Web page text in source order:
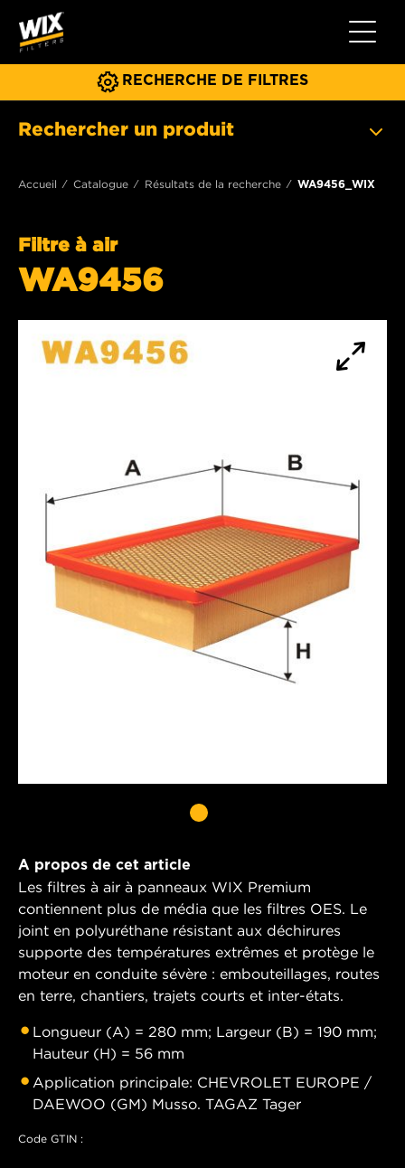
Toggle
RECHERCHE DE FILTRES
Rechercher un produit
Accueil Catalogue Résultats de la recherche WA9456_WIX
Filtre à air
WA9456
A propos de cet article
Les filtres à air à panneaux WIX Premium
contiennent plus de média que les filtres OES. Le
joint en polyuréthane résistant aux déchirures
supporte des températures extrêmes et protège le
moteur en conduite sévère : embouteillages, routes
en terre, chantiers, trajets courts et inter-états.
Longueur (A) = 280 mm; Largeur (B) = 190 mm;
Hauteur (H) = 56 mm
Application principale: CHEVROLET EUROPE /
DAEWOO (GM) Musso. TAGAZ Tager
Code GTIN :